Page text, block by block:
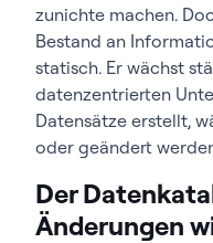
zunichte machen.
Bestand an
statisch. Er wächst
datenzentrierten
Datensätze erstellt,
oder geändert
Der
Änderungen